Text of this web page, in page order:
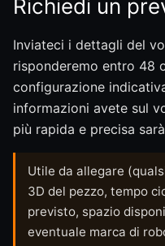
Richiedi un
Inviateci i dettagli del
risponderemo entro 48
configurazione
informazioni avete sul
più rapida e precisa
Utile da allegare
3D del pezzo, tempo
previsto, spazio
eventuale marca di